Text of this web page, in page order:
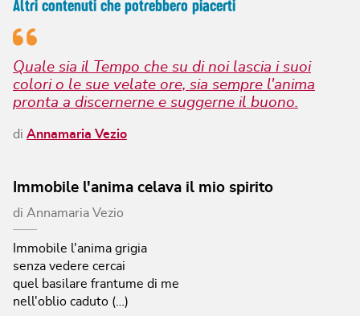
Altri contenuti che potrebbero piacerti
Quale sia il Tempo che su di noi lascia i suoi
colori o le sue velate ore, sia sempre l'anima
pronta a discernerne e suggerne il buono.
di Annamaria Vezio
Immobile l'anima celava il mio spirito
di Annamaria Vezio
Immobile l'anima grigia
senza vedere cercai
quel basilare frantume di me
nell'oblio caduto (…)